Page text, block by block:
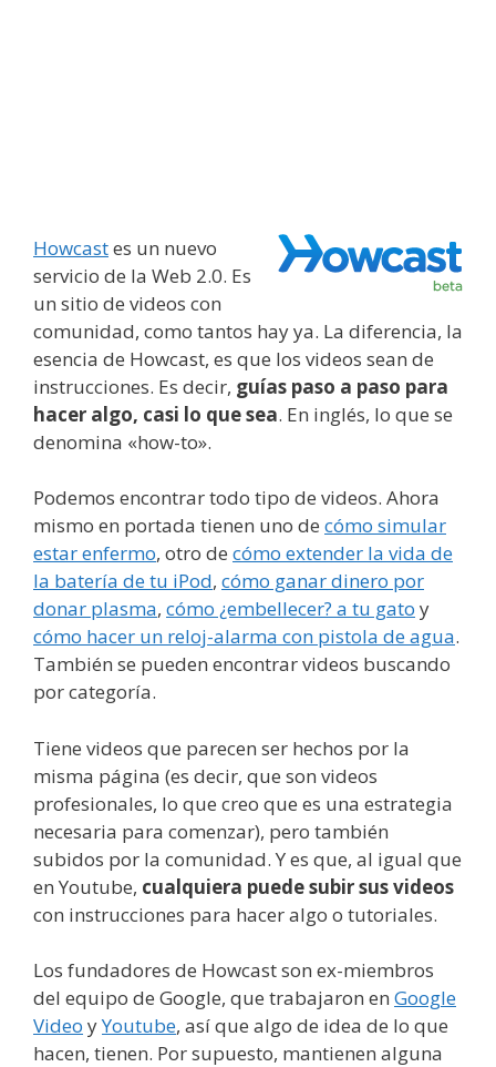
Howcastes un nuevo
servicio de la Web 2.0. Es
un sitio de videos con
comunidad, como tantos hay ya. La diferencia, la
esencia de Howcast, es que los videos sean de
instrucciones. Es decir, guías paso a paso para
hacer algo, casi lo que sea. En inglés, lo que se
denomina «how-to».
Podemos encontrar todo tipo de videos. Ahora
mismo en portada tienen uno de cómo simular
estar enfermo, otro de cómo extender la vida de
la batería de tu iPod, cómo ganar dinero por
donar plasma, cómo ¿embellecer? a tu gato y
cómo hacer un reloj-alarma con pistola de agua.
También se pueden encontrar videos buscando
por categoría.
Tiene videos que parecen ser hechos por la
misma página (es decir, que son videos
profesionales, lo que creo que es una estrategia
necesaria para comenzar), pero también
subidos por la comunidad. Y es que, al igual que
en Youtube, cualquiera puede subir sus videos
con instrucciones para hacer algo o tutoriales.
Los fundadores de Howcast son ex-miembros
del equipo de Google, que trabajaron en Google
Video yYoutube, así que algo de idea de lo que
hacen, tienen. Por supuesto, mantienen alguna